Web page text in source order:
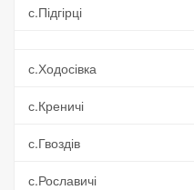
с.Підгірці
с.Ходосівка
с.Креничі
с.Гвоздів
с.Рославичі